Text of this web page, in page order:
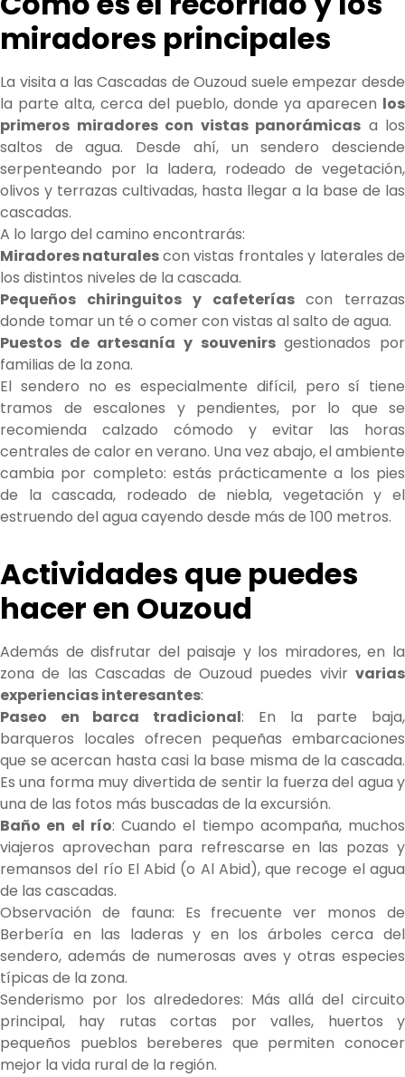
miradores principales
La visita a las Cascadas de Ouzoud suele empezar desde
la parte alta, cerca del pueblo, donde ya aparecen los
primeros miradores con vistas panorámicas a los
saltos de agua. Desde ahí, un sendero desciende
serpenteando por la ladera, rodeado de vegetación,
olivos y terrazas cultivadas, hasta llegar a la base de las
cascadas.
A lo largo del camino encontrarás:
Miradores naturalescon vistas frontales y laterales de
los distintos niveles de la cascada.
Pequeños chiringuitos y cafeterías con terrazas
donde tomar un té o comer con vistas al salto de agua.
Puestos de artesanía y souvenirsgestionados por
familias de la zona.
El sendero no es especialmente difícil, pero sí tiene
tramos de escalones y pendientes, por lo que se
recomienda calzado cómodo y evitar las horas
centrales de calor en verano. Una vez abajo, el ambiente
cambia por completo: estás prácticamente a los pies
de la cascada, rodeado de niebla, vegetación y el
estruendo del agua cayendo desde más de 100 metros.
Actividades que puedes
hacer en Ouzoud
Además de disfrutar del paisaje y los miradores, en la
zona de las Cascadas de Ouzoud puedes vivir varias
experiencias interesantes:
Paseo en barca tradicional: En la parte baja,
barqueros locales ofrecen pequeñas embarcaciones
que se acercan hasta casi la base misma de la cascada.
Es una forma muy divertida de sentir la fuerza del agua y
una de las fotos más buscadas de la excursión.
Baño en el río: Cuando el tiempo acompaña, muchos
viajeros aprovechan para refrescarse en las pozas y
remansos del río El Abid (o Al Abid), que recoge el agua
de las cascadas.
Observación de fauna: Es frecuente ver monos de
Berbería en las laderas y en los árboles cerca del
sendero, además de numerosas aves y otras especies
típicas de la zona.
Senderismo por los alrededores: Más allá del circuito
principal, hay rutas cortas por valles, huertos y
pequeños pueblos bereberes que permiten conocer
mejor la vida rural de la región.